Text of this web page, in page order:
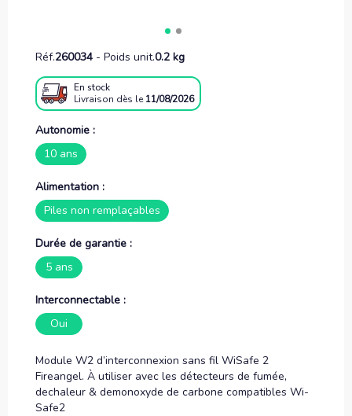
Réf.260034 - Poids unit.0.2 kg
En stock
Livraison dès le 11/08/2026
Autonomie :
10 ans
Alimentation :
Piles non remplaçables
Durée de garantie :
5 ans
Interconnectable :
Oui
Module W2 d’interconnexion sans fil WiSafe 2
Fireangel. À utiliser avec les détecteurs de fumée,
dechaleur & demonoxyde de carbone compatibles Wi-
Safe2